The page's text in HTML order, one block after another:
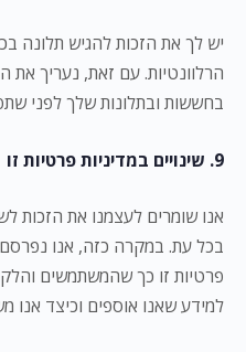
יש לך את הזכות להגיש תלונה
הרלוונטיות. עם זאת, נעריך את
בחששות ובתלונות שלך לפני
9. שינויים במדיניות פרטיות זו
אנו שומרים לעצמנו את הזכות
בכל עת. במקרה כזה, אנו
פרטיות זו כך שהמשתמשים
למידע שאנו אוספים וכיצד אנו